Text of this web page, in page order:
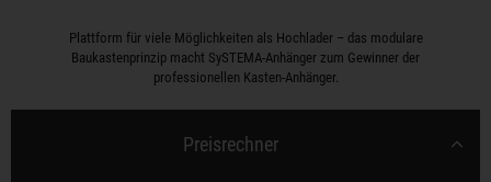
Plattform für viele Möglichkeiten als Hochlader – das modulare
Baukastenprinzip macht SySTEMA-Anhänger zum Gewinner der
professionellen Kasten-Anhänger.
Preisrechner